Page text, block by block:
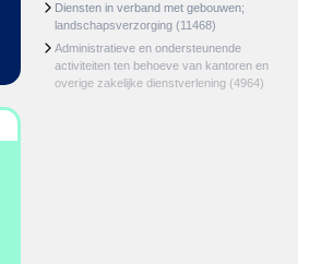
Diensten in verband met gebouwen;
landschapsverzorging (11468)
Administratieve en ondersteunende
activiteiten ten behoeve van kantoren en
overige zakelijke dienstverlening (4964)